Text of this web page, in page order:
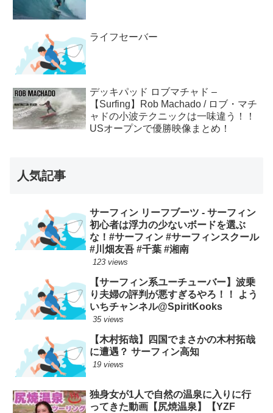
ライフセーバー
デッキパッド ロブマチャド –
【Surfing】Rob Machado / ロブ・マチ
ャドの小波テクニックは一味違う！！
USオープンで優勝映像まとめ！
人気記事
サーフィン リーフブーツ - サーフィン
初心者は浮力の少ないボードを選ぶ
な！#サーフィン #サーフィンスクール
#川畑友吾 #千葉 #湘南
123 views
【サーフィン系ユーチューバー】波乗
り夫婦の評判が悪すぎるやろ！！ よう
いちチャンネル@SpiritKooks
35 views
【木村拓哉】四国でまさかの木村拓哉
に遭遇？ サーフィン高知
19 views
独身女が1人で自然の温泉に入りに行
ってきた動画【尻焼温泉】【YZF